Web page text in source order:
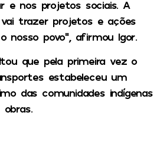
e nos projetos sociais. A
vai trazer projetos e ações
nosso povo”, afirmou Igor.
que pela primeira vez o
estabeleceu um
das comunidades indígenas